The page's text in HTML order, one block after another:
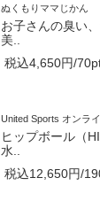
ぬくもりママじかん
お子さんの臭い
美..
税込4,650円/
United Sports オンライ
ヒップボール（
水..
税込12,650円/